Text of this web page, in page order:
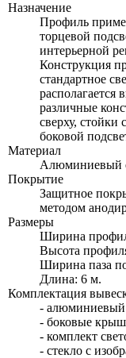
Назначение
Профиль
торцевой
интерьерной
Конструкция
стандартное
располагается
различные
сверху, стойки
боковой
Материал
Алюминиевый
Покрытие
Защитное
методом
Размеры
Ширина
Высота
Ширина паза
Длина: 6 м.
Комплектация
- алюминиевый
- боковые
- комплект
- стекло с